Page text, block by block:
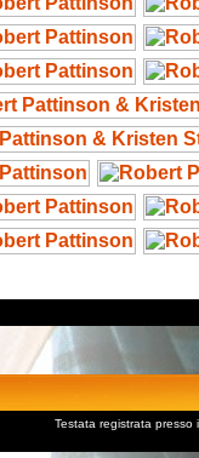
Testata registrata presso